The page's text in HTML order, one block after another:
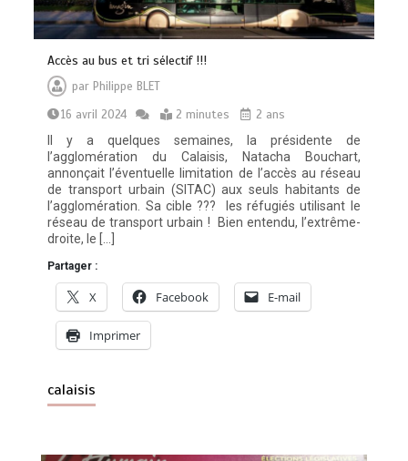
Accès au bus et tri sélectif !!!
parPhilippe BLET
16 avril 2024
2 minutes
2 ans
Il y a quelques semaines, la présidente de
l’agglomération du Calaisis, Natacha Bouchart,
annonçait l’éventuelle limitation de l’accès au réseau
de transport urbain (SITAC) aux seuls habitants de
l’agglomération. Sa cible ??? les réfugiés utilisant le
réseau de transport urbain ! Bien entendu, l’extrême-
droite, le […]
Partager :
X Facebook E-mail
Imprimer
calaisis